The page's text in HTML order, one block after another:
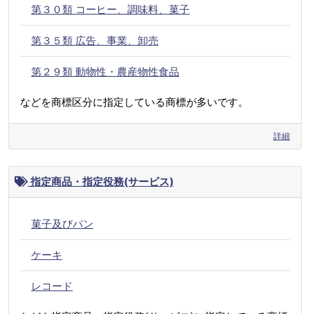
第３０類 コーヒー、調味料、菓子
第３５類 広告、事業、卸売
第２９類 動物性・農産物性食品
などを商標区分に指定している商標が多いです。
詳細
指定商品・指定役務(サービス)
菓子及びパン
ケーキ
レコード